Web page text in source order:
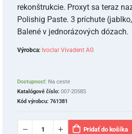
rekonštrukcie. Proxyt sa teraz
Polishig Paste. 3 príchute
Balené v jednorázových dózach.
Výrobca: Ivoclar Vivadent AG
Dostupnosť: Na ceste
Katalógové číslo: 007-2058S
Kód výrobcu: 761381
Pridať do košíka